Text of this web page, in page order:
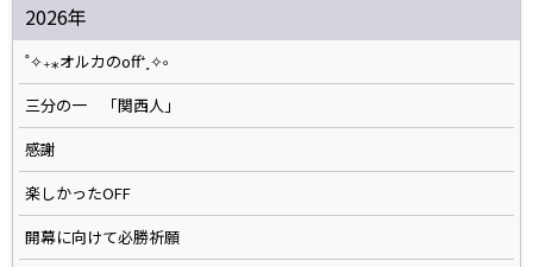
2026年
˚✧₊⁎オルカのoff⁺˳✧༚
三分の一 「関西人」
感謝
楽しかったOFF
開幕に向けて必勝祈願